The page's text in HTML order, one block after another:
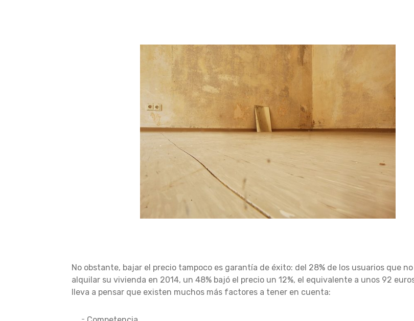
No obstante, bajar el precio tampoco es garantía de éxito: del 28% de los usuarios que
alquilar su vivienda en 2014, un 48% bajó el precio un 12%, el equivalente a unos 92
lleva a pensar que existen muchos más factores a tener en cuenta: